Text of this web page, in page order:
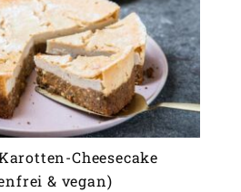
Cheesecake
& vegan)